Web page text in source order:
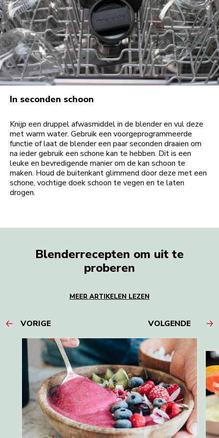
In seconden schoon
Knijp een druppel afwasmiddel in de blender en vul deze
met warm water. Gebruik een voorgeprogrammeerde
functie of laat de blender een paar seconden draaien om
na ieder gebruik een schone kan te hebben. Dit is een
leuke en bevredigende manier om de kan schoon te
maken. Houd de buitenkant glimmend door deze met een
schone, vochtige doek schoon te vegen en te laten
drogen.
Blenderrecepten om uit te
proberen
MEER ARTIKELEN LEZEN
VORIGE VOLGENDE